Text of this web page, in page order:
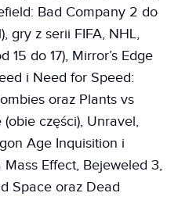
Bad Company 2 do
gry z serii FIFA, NHL,
15 do 17), Mirror’s Edge
i Need for Speed:
oraz Plants vs
części), Unravel,
Age Inquisition i
Effect, Bejeweled 3,
Space oraz Dead